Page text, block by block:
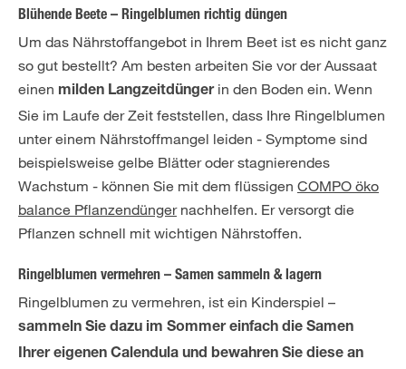
Blühende Beete – Ringelblumen richtig düngen
Um das Nährstoffangebot in Ihrem Beet ist es nicht ganz
so gut bestellt? Am besten arbeiten Sie vor der Aussaat
einen milden Langzeitdüngerin den Boden ein. Wenn
Sie im Laufe der Zeit feststellen, dass Ihre Ringelblumen
unter einem Nährstoffmangel leiden - Symptome sind
beispielsweise gelbe Blätter oder stagnierendes
Wachstum - können Sie mit dem flüssigen COMPO öko
balance Pflanzendüngernachhelfen. Er versorgt die
Pflanzen schnell mit wichtigen Nährstoffen.
Ringelblumen vermehren – Samen sammeln & lagern
Ringelblumen zu vermehren, ist ein Kinderspiel –
sammeln Sie dazu im Sommer einfach die Samen
Ihrer eigenen Calendula und bewahren Sie diese an